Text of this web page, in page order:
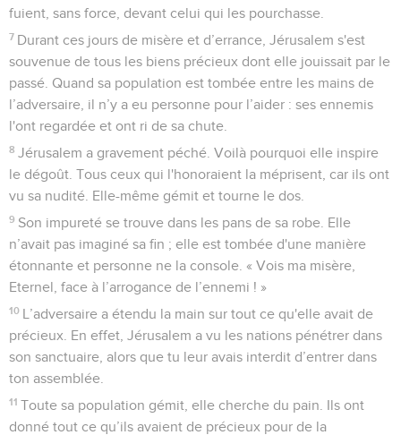
fuient, sans force, devant celui qui les pourchasse.
7 Durant ces jours de misère et d’errance, Jérusalem s'est
souvenue de tous les biens précieux dont elle jouissait par le
passé. Quand sa population est tombée entre les mains de
l’adversaire, il n’y a eu personne pour l’aider : ses ennemis
l'ont regardée et ont ri de sa chute.
8 Jérusalem a gravement péché. Voilà pourquoi elle inspire
le dégoût. Tous ceux qui l'honoraient la méprisent, car ils ont
vu sa nudité. Elle-même gémit et tourne le dos.
9 Son impureté se trouve dans les pans de sa robe. Elle
n’avait pas imaginé sa fin ; elle est tombée d'une manière
étonnante et personne ne la console. « Vois ma misère,
Eternel, face à l’arrogance de l’ennemi ! »
10 L’adversaire a étendu la main sur tout ce qu'elle avait de
précieux. En effet, Jérusalem a vu les nations pénétrer dans
son sanctuaire, alors que tu leur avais interdit d’entrer dans
ton assemblée.
11 Toute sa population gémit, elle cherche du pain. Ils ont
donné tout ce qu’ils avaient de précieux pour de la